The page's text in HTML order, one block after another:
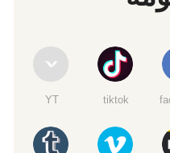
YT tiktok